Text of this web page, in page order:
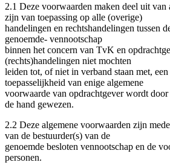
2.1 Deze voorwaarden maken deel uit van
zijn van toepassing op alle (overige)
handelingen en rechtshandelingen tussen
genoemde- vennootschap
binnen het concern van TvK en
(rechts)handelingen niet mochten
leiden tot, of niet in verband staan met,
toepasselijkheid van enige algemene
voorwaarde van opdrachtgever wordt
de hand gewezen.
2.2 Deze algemene voorwaarden zijn
van de bestuurder(s) van de
genoemde besloten vennootschap en de
personen.